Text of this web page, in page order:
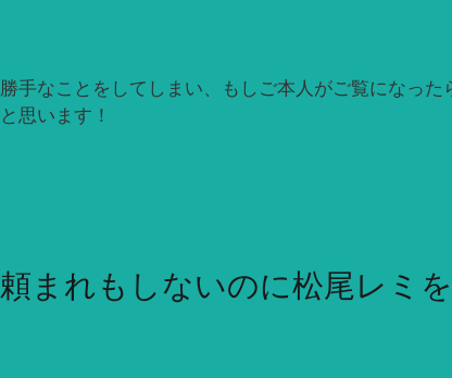
勝手なことをしてしまい、もしご本人がご覧になっ
と思います！
頼まれもしないのに松尾レミ